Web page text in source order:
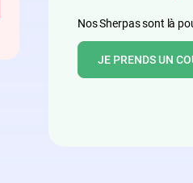
Nos Sherpas sont là
JE PRENDS UN